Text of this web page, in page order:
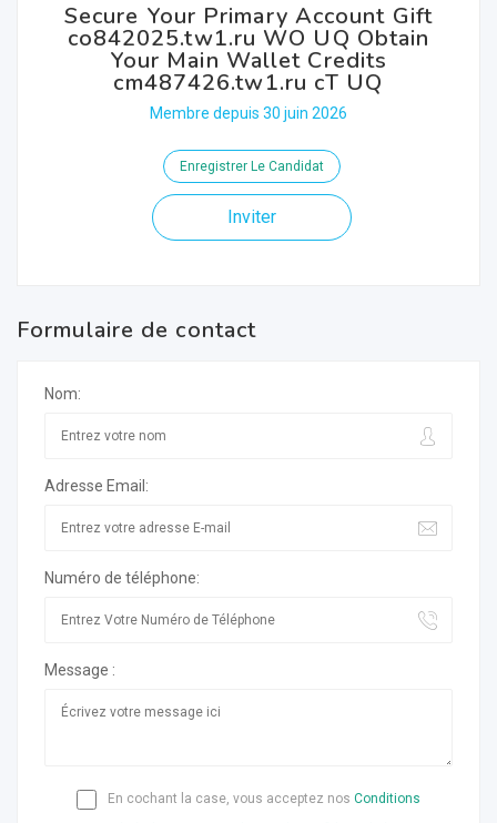
Secure Your Primary Account Gift
co842025.tw1.ru WO UQ Obtain
Your Main Wallet Credits
cm487426.tw1.ru cT UQ
Membre depuis 30 juin 2026
Enregistrer Le Candidat
Inviter
Formulaire de contact
Nom:
Adresse Email:
Numéro de téléphone:
Message :
En cochant la case, vous acceptez nos Conditions